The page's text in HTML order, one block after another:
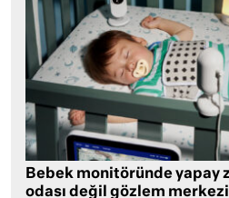
Bebek monitöründe yapay
odası değil gözlem